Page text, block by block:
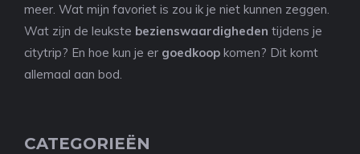
meer. Wat mijn favoriet is zou ik je niet kunnen zeggen.
Wat zijn de leukste bezienswaardigheden tijdens je
citytrip? En hoe kun je er goedkoop komen? Dit komt
allemaal aan bod.
CATEGORIEËN